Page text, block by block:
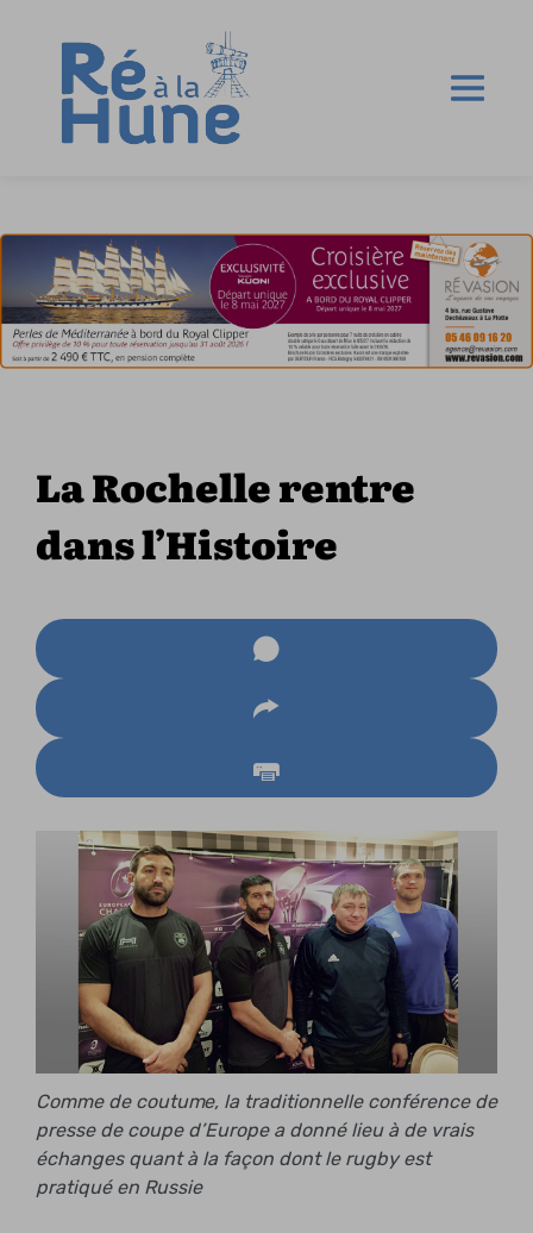
La Rochelle rentre
dans l’Histoire
Comme de coutume, la traditionnelle conférence de
presse de coupe d’Europe a donné lieu à de vrais
échanges quant à la façon dont le rugby est
pratiqué en Russie